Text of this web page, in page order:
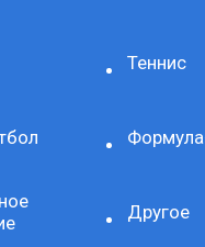
Теннис
Другое